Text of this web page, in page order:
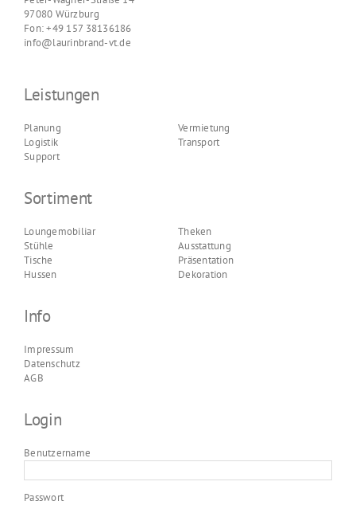
97080 Würzburg
Fon: +49 157 38136186
info@laurinbrand-vt.de
Leistungen
Planung
Logistik
Support
Vermietung
Transport
Sortiment
Loungemobiliar
Stühle
Tische
Hussen
Theken
Ausstattung
Präsentation
Dekoration
Info
Impressum
Datenschutz
AGB
Login
Benutzername
Passwort